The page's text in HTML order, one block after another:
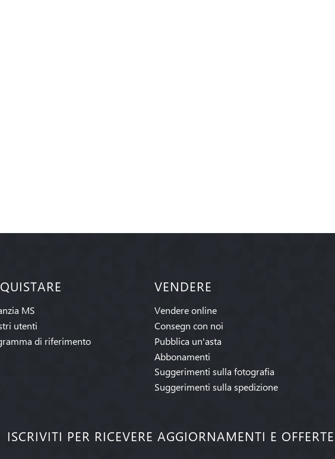
MS
utenti
di riferimento
VENDERE
Vendere online
Consegn con noi
Pubblica un'asta
Abbonamenti
Suggerimenti sulla fotografia
Suggerimenti sulla spedizione
ISCRIVITI PER RICEVERE AGGIORNAMENTI E